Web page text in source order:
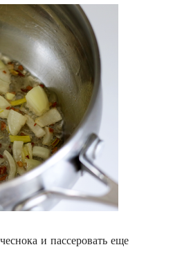
и пассеровать еще